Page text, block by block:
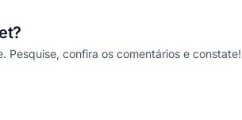
Pesquise, confira os comentários e constate!